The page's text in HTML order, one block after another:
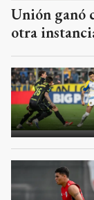
Unión ganó
otra